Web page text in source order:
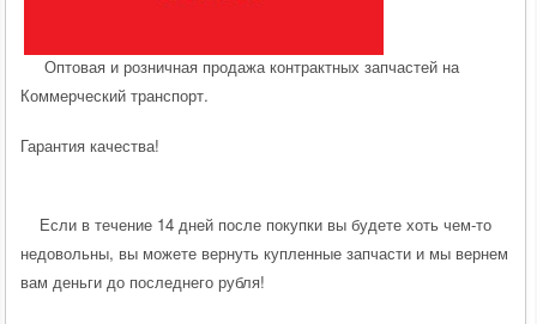
Оптовая и розничная продажа контрактных запчастей на
Коммерческий транспорт.
Гарантия качества!
Если в течение 14 дней после покупки вы будете хоть чем-то
недовольны, вы можете вернуть купленные запчасти и мы вернем
вам деньги до последнего рубля!